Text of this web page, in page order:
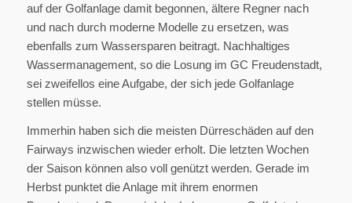
auf der Golfanlage damit begonnen, ältere Regner nach
und nach durch moderne Modelle zu ersetzen, was
ebenfalls zum Wassersparen beitragt. Nachhaltiges
Wassermanagement, so die Losung im GC Freudenstadt,
sei zweifellos eine Aufgabe, der sich jede Golfanlage
stellen müsse.
Immerhin haben sich die meisten Dürreschäden auf den
Fairways inzwischen wieder erholt. Die letzten Wochen
der Saison können also voll genützt werden. Gerade im
Herbst punktet die Anlage mit ihrem enormen